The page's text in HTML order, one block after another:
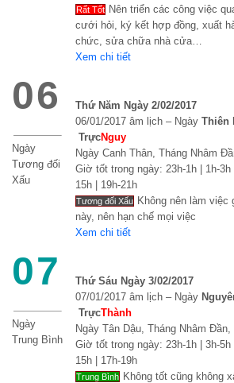
Rất Tốt Nên triển các công việc
cưới hỏi, ký kết hợp đồng, xuất
chức, sửa chữa nhà cửa…
Xem chi tiết
06
Ngày
Tương đối
Xấu
Thứ Năm Ngày 2/02/2017
06/01/2017 âm lịch – Ngày Thiên
TrựcNguy
Ngày Canh Thân, Tháng Nhâm
Giờ tốt trong ngày: 23h-1h | 1h-3h
15h | 19h-21h
Tương đối Xấu Không nên làm việc
này, nên hạn chế mọi việc
Xem chi tiết
07
Ngày
Trung Bình
Thứ Sáu Ngày 3/02/2017
07/01/2017 âm lịch – Ngày
TrựcThành
Ngày Tân Dậu, Tháng Nhâm
Giờ tốt trong ngày: 23h-1h | 3h-5h
15h | 17h-19h
Trung Bình Không tốt cũng không